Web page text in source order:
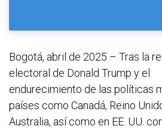
Bogotá, abril de 2025 – Tras la
electoral de Donald Trump y el
endurecimiento de las políticas
países como Canadá, Reino
Australia, así como en EE. UU.